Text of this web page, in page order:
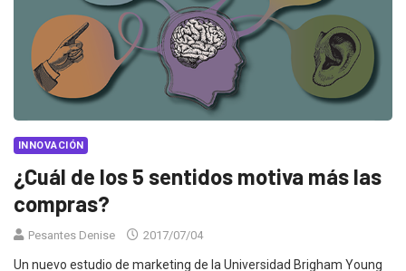
INNOVACIÓN
¿Cuál de los 5 sentidos motiva más las
compras?
Pesantes Denise 2017/07/04
Un nuevo estudio de marketing de la Universidad Brigham Young